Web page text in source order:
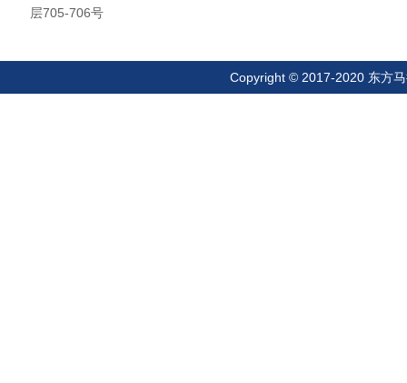
层705-706号
Copyright © 2017-2020 东方